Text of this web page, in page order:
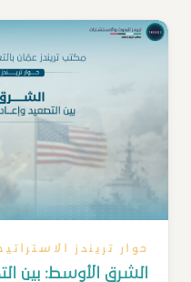
حوار تريندز
الشرق الأوسط: بين